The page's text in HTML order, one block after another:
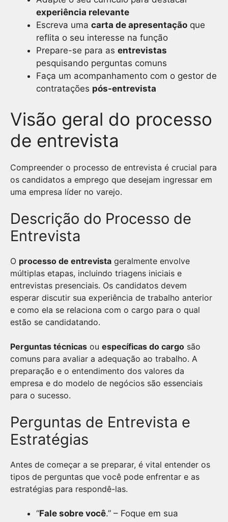
experiência relevante
Escreva uma carta de apresentação que
reflita o seu interesse na função
Prepare-se para as entrevistas
pesquisando perguntas comuns
Faça um acompanhamento com o gestor de
contratações pós-entrevista
Visão geral do processo
de entrevista
Compreender o processo de entrevista é crucial para
os candidatos a emprego que desejam ingressar em
uma empresa líder no varejo.
Descrição do Processo de
Entrevista
O processo de entrevista geralmente envolve
múltiplas etapas, incluindo triagens iniciais e
entrevistas presenciais. Os candidatos devem
esperar discutir sua experiência de trabalho anterior
e como ela se relaciona com o cargo para o qual
estão se candidatando.
Perguntas técnicas ou específicas do cargo são
comuns para avaliar a adequação ao trabalho. A
preparação e o entendimento dos valores da
empresa e do modelo de negócios são essenciais
para o sucesso.
Perguntas de Entrevista e
Estratégias
Antes de começar a se preparar, é vital entender os
tipos de perguntas que você pode enfrentar e as
estratégias para respondê-las.
“Fale sobre você.” – Foque em sua